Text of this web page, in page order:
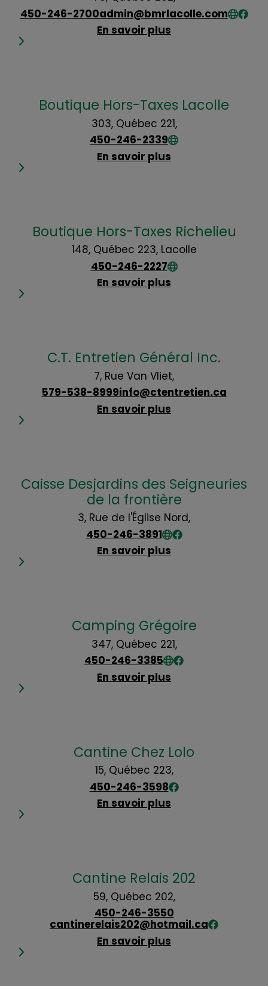
450-246-2700admin@bmrlacolle.com
En savoir plus
Boutique Hors-Taxes Lacolle
303, Québec 221,
450-246-2339
En savoir plus
Boutique Hors-Taxes Richelieu
148, Québec 223, Lacolle
450-246-2227
En savoir plus
C.T. Entretien Général Inc.
7, Rue Van Vliet,
579-538-8999info@ctentretien.ca
En savoir plus
Caisse Desjardins des Seigneuries
de la frontière
3, Rue de l'Église Nord,
450-246-3891
En savoir plus
Camping Grégoire
347, Québec 221,
450-246-3385
En savoir plus
Cantine Chez Lolo
15, Québec 223,
450-246-3598
En savoir plus
Cantine Relais 202
59, Québec 202,
450-246-3550
cantinerelais202@hotmail.ca
En savoir plus